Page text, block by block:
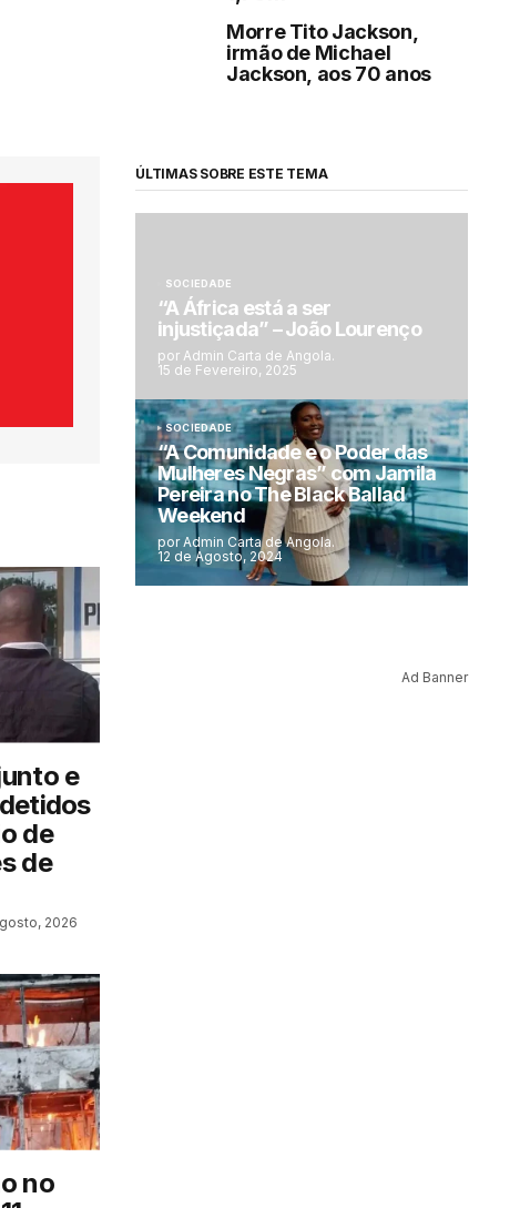
e
de
de
2026
no
Morre Tito Jackson,
irmão de Michael
Jackson, aos 70 anos
ÚLTIMAS SOBRE ESTE TEMA
SOCIEDADE
“A África está a ser
injustiçada” – João Lourenço
por Admin Carta de Angola.
15 de Fevereiro, 2025
SOCIEDADE
“A Comunidade e o Poder das
Mulheres Negras” com Jamila
Pereira no The Black Ballad
Weekend
por Admin Carta de Angola.
12 de Agosto, 2024
Ad Banner